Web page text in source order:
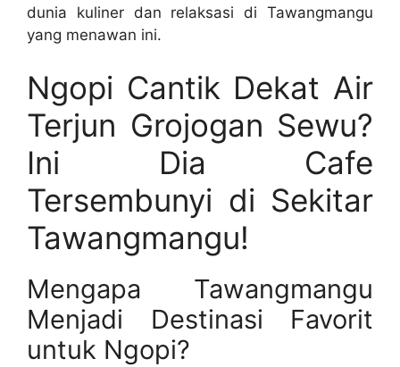
dunia kuliner dan relaksasi di Tawangmangu
yang menawan ini.
Ngopi Cantik Dekat Air
Terjun Grojogan Sewu?
Ini Dia Cafe
Tersembunyi di Sekitar
Tawangmangu!
Mengapa Tawangmangu
Menjadi Destinasi Favorit
untuk Ngopi?